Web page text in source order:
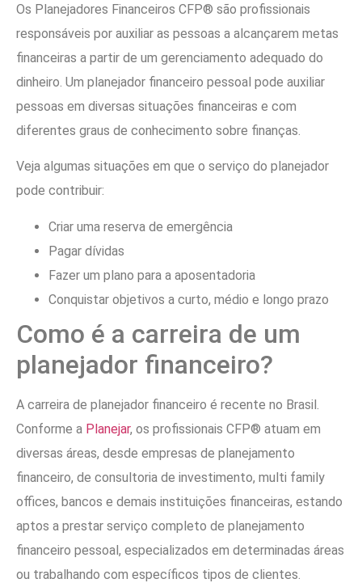
Os Planejadores Financeiros CFP® são profissionais
responsáveis por auxiliar as pessoas a alcançarem metas
financeiras a partir de um gerenciamento adequado do
dinheiro. Um planejador financeiro pessoal pode auxiliar
pessoas em diversas situações financeiras e com
diferentes graus de conhecimento sobre finanças.
Veja algumas situações em que o serviço do planejador
pode contribuir:
Criar uma reserva de emergência
Pagar dívidas
Fazer um plano para a aposentadoria
Conquistar objetivos a curto, médio e longo prazo
Como é a carreira de um
planejador financeiro?
A carreira de planejador financeiro é recente no Brasil.
Conforme a Planejar, os profissionais CFP® atuam em
diversas áreas, desde empresas de planejamento
financeiro, de consultoria de investimento, multi family
offices, bancos e demais instituições financeiras, estando
aptos a prestar serviço completo de planejamento
financeiro pessoal, especializados em determinadas áreas
ou trabalhando com específicos tipos de clientes.